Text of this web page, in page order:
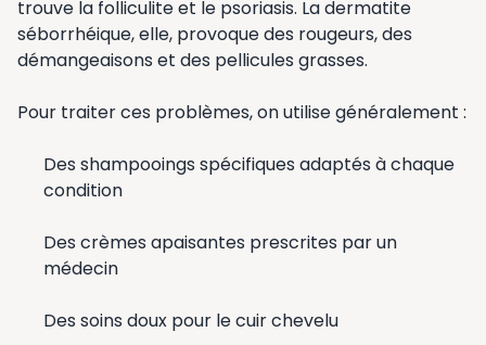
trouve la folliculite et le psoriasis. La dermatite
séborrhéique, elle, provoque des rougeurs, des
démangeaisons et des pellicules grasses.
Pour traiter ces problèmes, on utilise généralement :
Des shampooings spécifiques adaptés à chaque
condition
Des crèmes apaisantes prescrites par un
médecin
Des soins doux pour le cuir chevelu